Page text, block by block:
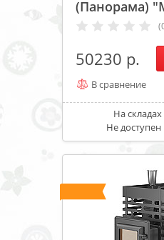
(Панорама)
50230
В сравнение
На складах
Не доступен